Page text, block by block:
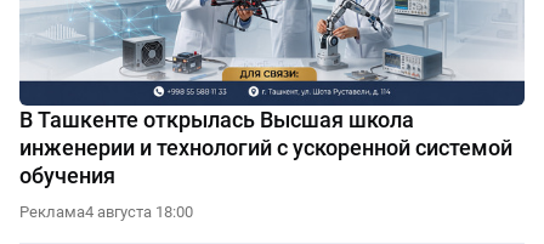
В Ташкенте открылась Высшая школа
инженерии и технологий с ускоренной системой
обучения
Реклама4 августа 18:00